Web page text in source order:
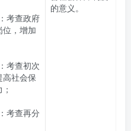
的意义。
考查政府
，增加
考查初次
社会保
考查再分